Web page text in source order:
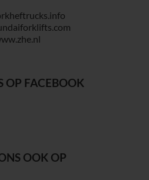
OP FACEBOOK
OOK OP